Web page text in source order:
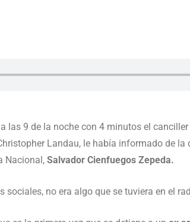
a las 9 de la noche con 4 minutos el canciller
Landau, le había informado de la
Nacional, Salvador Cienfuegos Zepeda.
sociales, no era algo que se tuviera en el